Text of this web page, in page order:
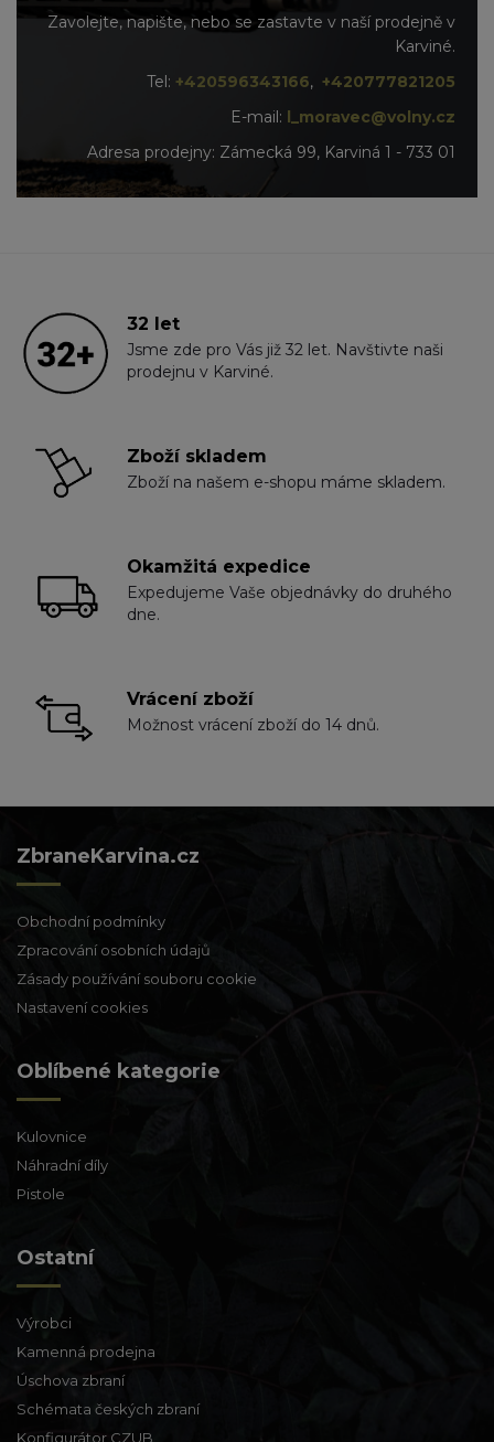
Zavolejte, napište, nebo se zastavte v naší prodejně v
Karviné.
Tel: +420596343166, +420777821205
E-mail: l_moravec@volny.cz
Adresa prodejny: Zámecká 99, Karviná 1 - 733 01
32 let
Jsme zde pro Vás již 32 let. Navštivte naši
prodejnu v Karviné.
Zboží skladem
Zboží na našem e-shopu máme skladem.
Okamžitá expedice
Expedujeme Vaše objednávky do druhého
dne.
Vrácení zboží
Možnost vrácení zboží do 14 dnů.
ZbraneKarvina.cz
Obchodní podmínky
Zpracování osobních údajů
Zásady používání souboru cookie
Nastavení cookies
Oblíbené kategorie
Kulovnice
Náhradní díly
Pistole
Ostatní
Výrobci
Kamenná prodejna
Úschova zbraní
Schémata českých zbraní
Konfigurátor CZUB